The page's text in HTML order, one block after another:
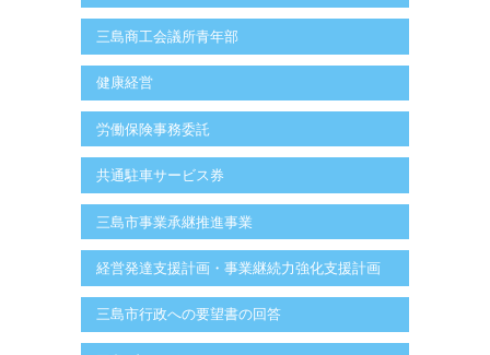
三島商工会議所青年部
健康経営
労働保険事務委託
共通駐車サービス券
三島市事業承継推進事業
経営発達支援計画・事業継続力強化支援計画
三島市行政への要望書の回答